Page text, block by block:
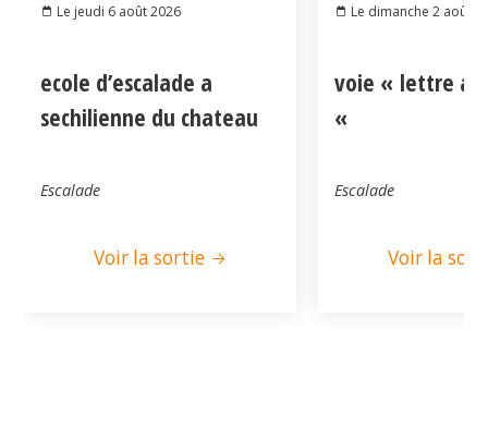
Le jeudi 6 août 2026
ecole d’escalade a
sechilienne du chateau
Escalade
Voir la sortie
Le dimanche 2 août
voie « lettre
«
Escalade
Voir la